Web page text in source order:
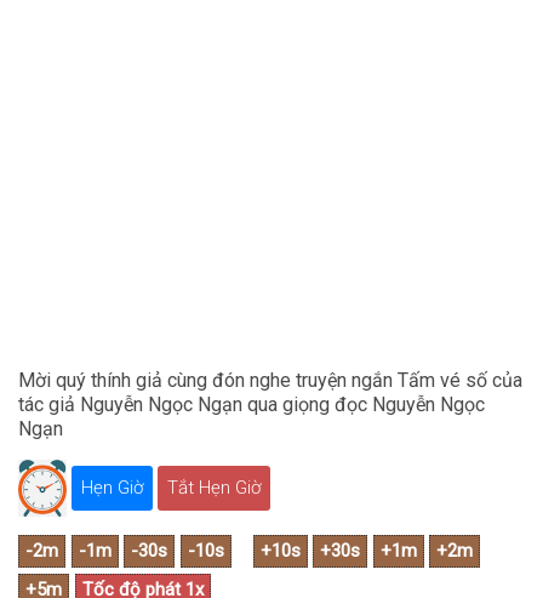
Mời quý thính giả cùng đón nghe truyện ngắn Tấm vé số của
tác giả Nguyễn Ngọc Ngạn qua giọng đọc Nguyễn Ngọc
Ngạn
Hẹn Giờ Tắt Hẹn Giờ